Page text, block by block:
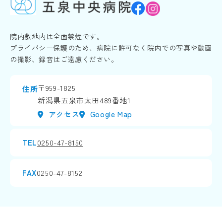
院内敷地内は全面禁煙です。
プライバシー保護のため、病院に許可なく院内での写真や動画
の撮影、録音はご遠慮ください。
住所〒959-1825
新潟県五泉市太田489番地1
アクセス
Google Map
TEL0250-47-8150
FAX0250-47-8152